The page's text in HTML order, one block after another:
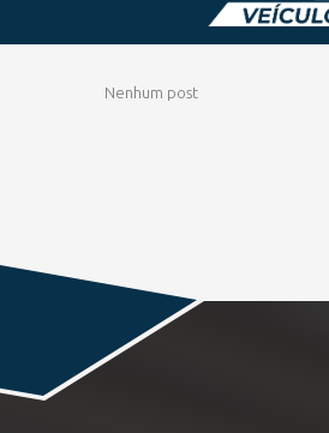
Nenhum post